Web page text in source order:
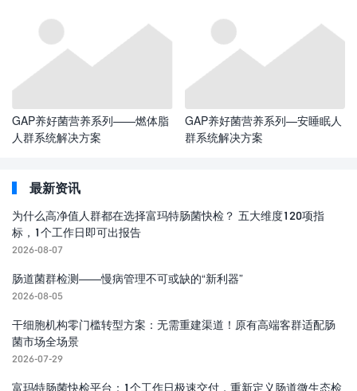
GAP养好菌营养系列——燃体脂
人群系统解决方案
GAP养好菌营养系列—安睡眠人
群系统解决方案
最新资讯
为什么高净值人群都在选择富玛特肠菌快检？ 五大维度120项指
标，1个工作日即可出报告
2026-08-07
肠道菌群检测——慢病管理不可或缺的“新利器”
2026-08-05
干细胞机构零门槛转型方案：无需重建渠道！原有高端客群适配肠
菌市场全场景
2026-07-29
富玛特肠菌快检平台：1个工作日极速交付，重新定义肠道微生态检